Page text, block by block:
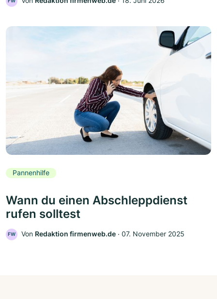
Pannenhilfe
Wann du einen Abschleppdienst
rufen solltest
FW Von Redaktion firmenweb.de ‧ 07. November 2025